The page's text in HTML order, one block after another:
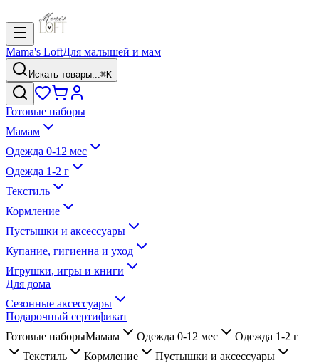
Mama's LoftДля малышей и мам
Искать товары...⌘K
Готовые наборы
Мамам
Одежда 0-12 мес
Одежда 1-2 г
Текстиль
Кормление
Пустышки и аксессуары
Купание, гигиенна и уход
Игрушки, игры и книги
Для дома
Сезонные аксессуары
Подарочный сертификат
Готовые наборыМамам Одежда 0-12 мес
Одежда 1-2 г
Текстиль
Кормление
Пустышки и аксессуары